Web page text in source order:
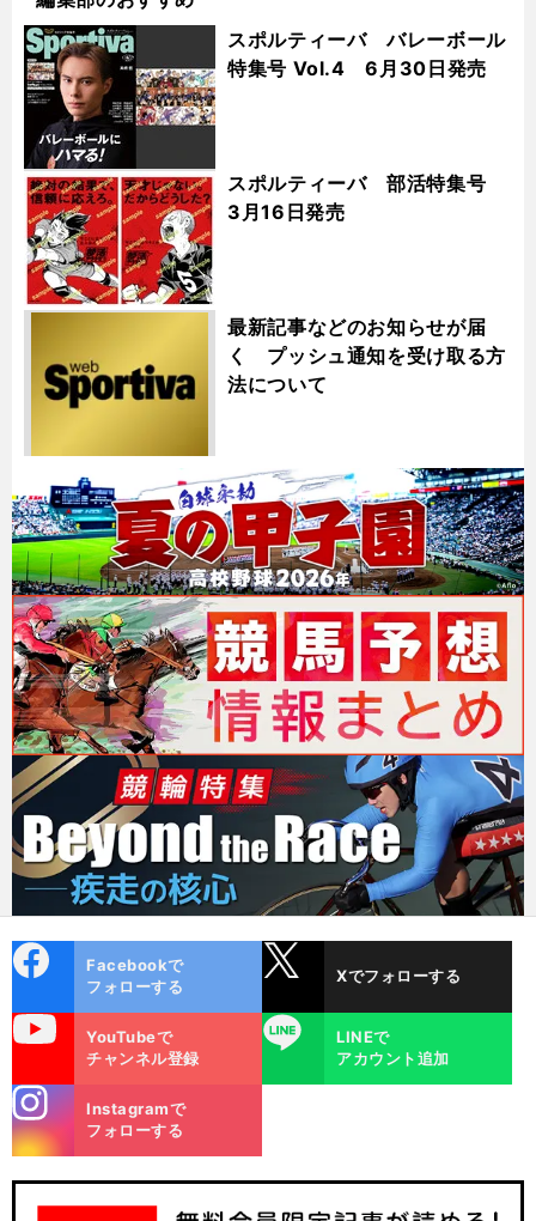
スポルティーバ バレーボール
特集号 Vol.4 6月30日発売
スポルティーバ 部活特集号
3月16日発売
最新記事などのお知らせが届
く プッシュ通知を受け取る方
法について
ok
Facebookで
フォローする
Xでフォローする
YouTubeで
チャンネル登録
LINE
LINEで
アカウント追加
m
Instagramで
フォローする